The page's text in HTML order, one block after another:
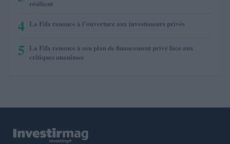
résilient
4 La Fifa renonce à l’ouverture aux investisseurs privés
5 La Fifa renonce à son plan de financement privé face aux
critiques unanimes